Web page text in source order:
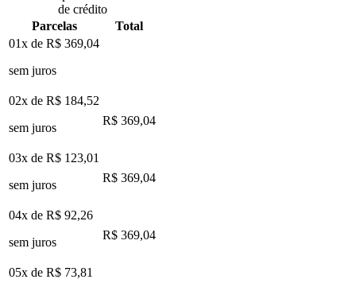
de crédito
Parcelas
Total
01x de R$ 369,04
sem juros
02x de R$ 184,52
sem juros
R$ 369,04
03x de R$ 123,01
sem juros
R$ 369,04
04x de R$ 92,26
sem juros
R$ 369,04
05x de R$ 73,81